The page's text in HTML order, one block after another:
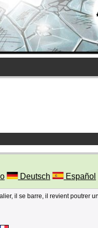
Deutsch Español
il se barre, il revient poutrer